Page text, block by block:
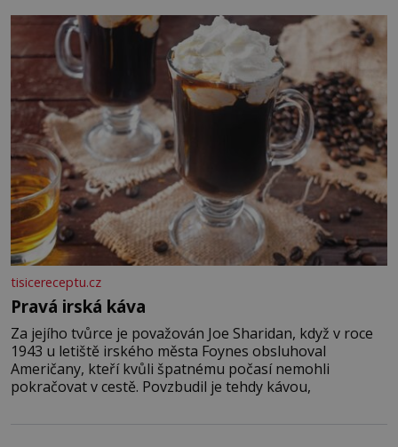
blízkosti. Nemusíte však zoufat. Pokud budete mít
promyšlený jídelníček, žadné pařáky si na vás
tisicereceptu.cz
Pravá irská káva
Za jejího tvůrce je považován Joe Sharidan, když v roce
1943 u letiště irského města Foynes obsluhoval
Američany, kteří kvůli špatnému počasí nemohli
pokračovat v cestě. Povzbudil je tehdy kávou,